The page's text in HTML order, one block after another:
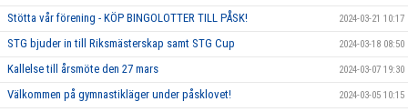
Stötta vår förening - KÖP BINGOLOTTER TILL PÅSK! 2024-03-21 10:17
STG bjuder in till Riksmästerskap samt STG Cup 2024-03-18 08:50
Kallelse till årsmöte den 27 mars 2024-03-07 19:30
Välkommen på gymnastikläger under påsklovet! 2024-03-05 10:15